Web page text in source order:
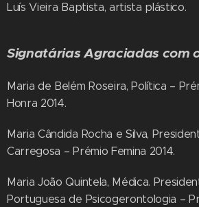
Luís Vieira Baptista, artista plástico.
Signatárias Agraciadas com
Maria de Belém Roseira, Política –
Honra 2014.
Maria Cândida Rocha e Silva,
Carregosa – Prémio Femina 2014.
Maria João Quintela, Médica.
Portuguesa de Psicogerontologia –